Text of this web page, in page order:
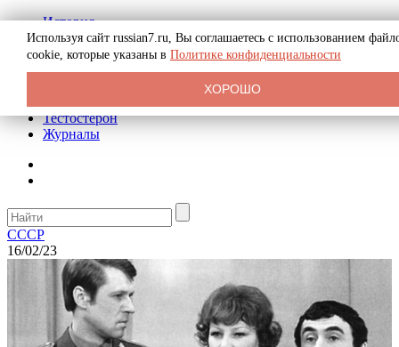
История
Биография
Криминал
Реклама на сайте
Тестостерон
Журналы
СССР
16/02/23
Используя сайт russian7.ru, Вы соглашаетесь с использованием
cookie, которые указаны в Политике конфиденциальности
ХОРОШО